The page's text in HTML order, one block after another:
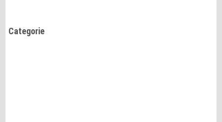
Categorie